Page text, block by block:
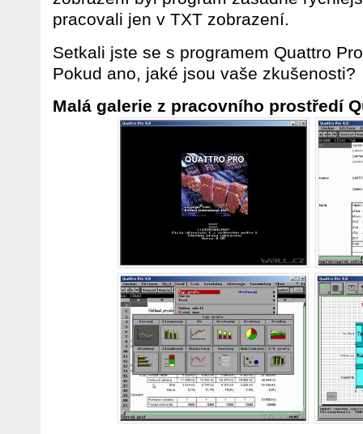
pracovali jen v TXT zobrazení.
Setkali jste se s programem Quattro
Pokud ano, jaké jsou vaše zkušenosti?
Malá galerie z pracovního prostředí